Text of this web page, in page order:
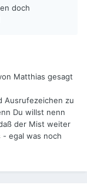
doch
Matthias gesagt
Ausrufezeichen zu
Du willst nenn
der Mist weiter
egal was noch